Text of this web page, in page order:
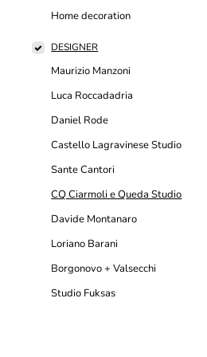
Home decoration
DESIGNER
Maurizio Manzoni
Luca Roccadadria
Daniel Rode
Castello Lagravinese Studio
Sante Cantori
CQ Ciarmoli e Queda Studio
Davide Montanaro
Loriano Barani
Borgonovo + Valsecchi
Studio Fuksas